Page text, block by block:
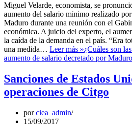
Miguel Velarde, economista, se
aumento del salario mínimo realizado
Maduro durante una reunión con el
económica. A juicio del experto, el
la caída de la demanda en el país. “Era
una medida… Leer más »¿Cuáles son
aumento de salario decretado por
Sanciones de Estados
operaciones de Citgo
porciea_admin
15/09/2017